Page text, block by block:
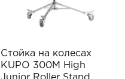
Стойка на колесах
KUPO 300M High